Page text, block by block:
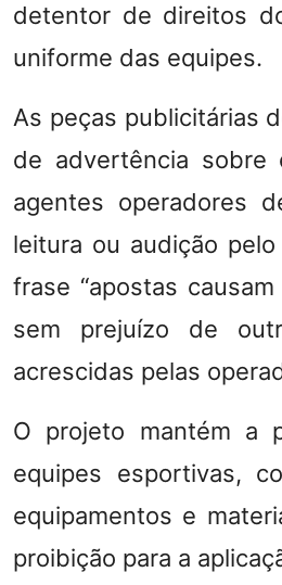
detentor de direitos
uniforme das equipes.
As peças publicitárias
de advertência sobre
agentes operadores
leitura ou audição
frase “apostas
sem prejuízo de
acrescidas pelas
O projeto mantém a
equipes esportivas,
equipamentos e
proibição para a